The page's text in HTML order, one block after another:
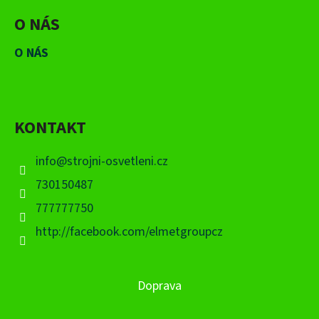
O NÁS
O NÁS
KONTAKT
info@strojni-osvetleni.cz
730150487
777777750
http://facebook.com/elmetgroupcz
Doprava